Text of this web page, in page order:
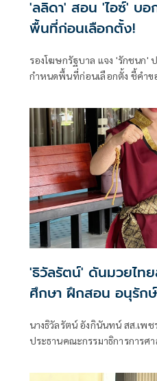
'ลลิดา' สอน 'ไอซ์' บอ
พื้นที่ก่อนเลือกตั้ง!
รองโฆษกรัฐบาล แจง 'รักชนก'
กำหนดพื้นที่ก่อนเลือกตั้ง ชี้คำข
'ธิวัลรัตน์' ดันมวยไท
ศึกษา ฝึกสอน อนุรัก
นานาชาติ
นางธิวัลรัตน์ อังกินันทน์ สส.เพ
ประธานคณะกรรมาธิการการศ
ณ โรงเรียนราชประชานุเคราะ